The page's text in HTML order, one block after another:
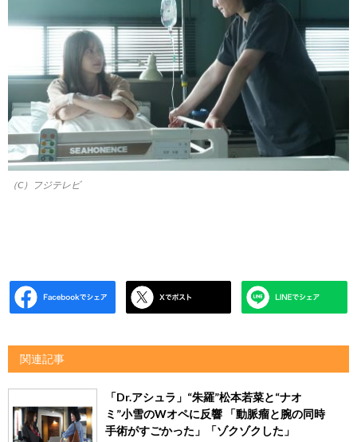
（C）フジテレビ
関連記事
「Dr.アシュラ」“朱羅”松本若菜と“ナオ
ミ”小雪のWオペに反響 「動脈瘤と腕の同時
手術がすごかった️」「ゾクゾクした」